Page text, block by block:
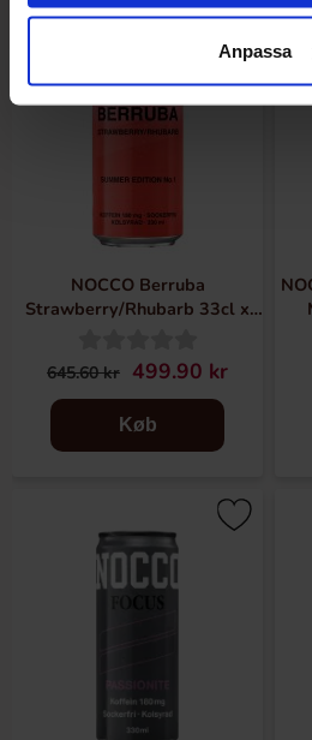
Anpassa
NOCCO Berruba
Strawberry/Rhubarb 33cl x
645.60 kr 499.90 kr
Køb